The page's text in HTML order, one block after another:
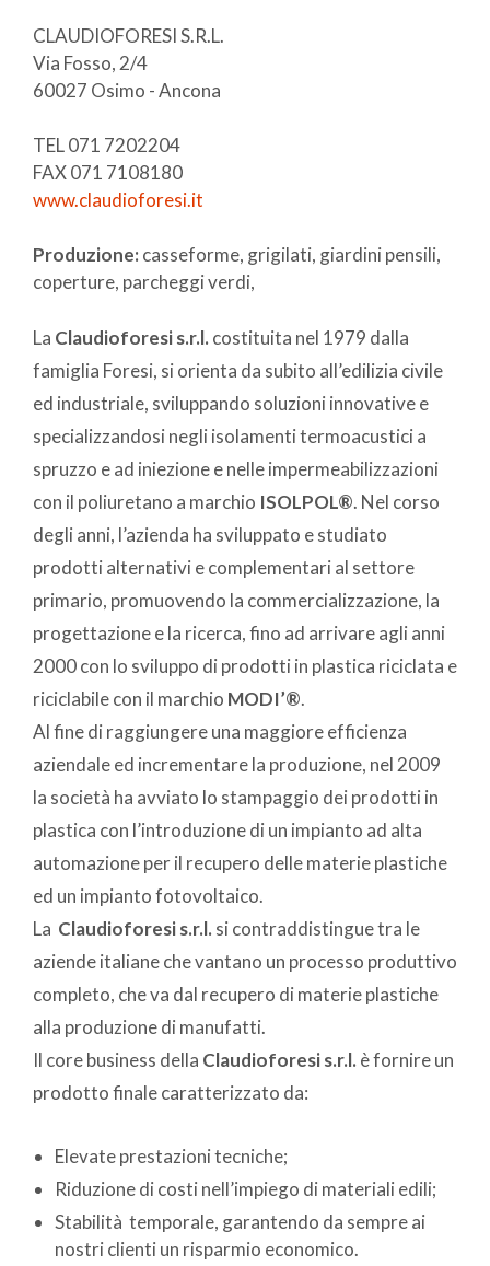
CLAUDIOFORESI S.R.L.
Via Fosso, 2/4
60027 Osimo - Ancona
TEL 071 7202204
FAX 071 7108180
www.claudioforesi.it
Produzione: casseforme, grigilati, giardini pensili,
coperture, parcheggi verdi,
La Claudioforesi s.r.l. costituita nel 1979 dalla
famiglia Foresi, si orienta da subito all’edilizia civile
ed industriale, sviluppando soluzioni innovative e
specializzandosi negli isolamenti termoacustici a
spruzzo e ad iniezione e nelle impermeabilizzazioni
con il poliuretano a marchio ISOLPOL®. Nel corso
degli anni, l’azienda ha sviluppato e studiato
prodotti alternativi e complementari al settore
primario, promuovendo la commercializzazione, la
progettazione e la ricerca, fino ad arrivare agli anni
2000 con lo sviluppo di prodotti in plastica riciclata e
riciclabile con il marchio MODI’®.
Al fine di raggiungere una maggiore efficienza
aziendale ed incrementare la produzione, nel 2009
la società ha avviato lo stampaggio dei prodotti in
plastica con l’introduzione di un impianto ad alta
automazione per il recupero delle materie plastiche
ed un impianto fotovoltaico.
La Claudioforesi s.r.l. si contraddistingue tra le
aziende italiane che vantano un processo produttivo
completo, che va dal recupero di materie plastiche
alla produzione di manufatti.
Il core business della Claudioforesi s.r.l. è fornire un
prodotto finale caratterizzato da:
Elevate prestazioni tecniche;
Riduzione di costi nell’impiego di materiali edili;
Stabilità temporale, garantendo da sempre ai
nostri clienti un risparmio economico.